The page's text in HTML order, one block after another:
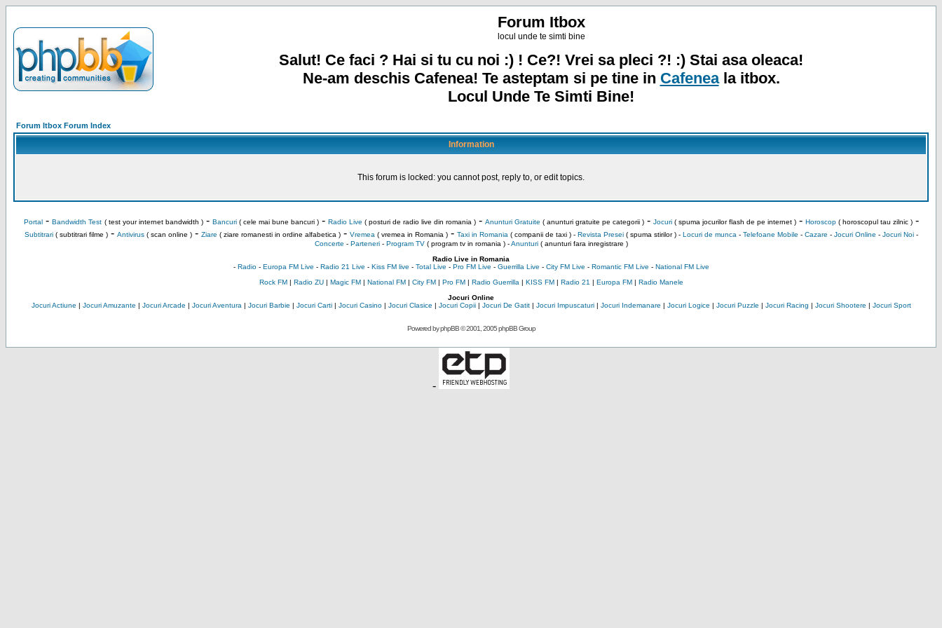
Forum Itbox
locul unde te simti bine
Salut! Ce faci ? Hai si tu cu noi :) ! Ce?! Vrei sa pleci ?! :) Stai asa oleaca!
Ne-am deschis Cafenea! Te asteptam si pe tine in Cafeneala itbox.
Locul Unde Te Simti Bine!
Forum Itbox Forum Index
Information
This forum is locked: you cannot post, reply to, or edit topics.
Portal- Bandwidth Test ( test your internet bandwidth )- Bancuri( cele mai bune bancuri )- Radio Live ( posturi de radio live din romania )- Anunturi Gratuite ( anunturi gratuite pe categorii )- Jocuri( spuma jocurilor flash de pe internet )- Horoscop( horoscopul tau zilnic )-
Subtitrari( subtitrari filme )- Antivirus( scan online )- Ziare ( ziare romanesti in ordine alfabetica )- Vremea ( vremea in Romania )- Taxi in Romania ( companii de taxi ) - Revista Presei( spuma stirilor ) - Locuri de munca - Telefoane Mobile - Cazare - Jocuri Online - Jocuri Noi-
Concerte - Parteneri- Program TV( program tv in romania )-Anunturi( anunturi fara inregistrare )
Radio Live in Romania
- Radio- Europa FM Live - Radio 21 Live - Kiss FM live - Total Live - Pro FM Live - Guerrilla Live - City FM Live - Romantic FM Live - National FM Live
Rock FM| Radio ZU| Magic FM| National FM| City FM| Pro FM| Radio Guerrilla | KISS FM| Radio 21 | Europa FM| Radio Manele
Jocuri Online
Jocuri Actiune | Jocuri Amuzante | Jocuri Arcade | Jocuri Aventura | Jocuri Barbie | Jocuri Carti| Jocuri Casino| Jocuri Clasice | Jocuri Copii| Jocuri De Gatit| Jocuri Impuscaturi| Jocuri Indemanare | Jocuri Logice | Jocuri Puzzle | Jocuri Racing | Jocuri Shootere | Jocuri Sport
Powered byphpBB© 2001, 2005 phpBB Group
-